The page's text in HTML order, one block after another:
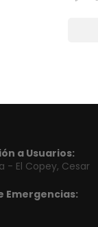
a Usuarios:
- El Copey, Cesar
Emergencias: